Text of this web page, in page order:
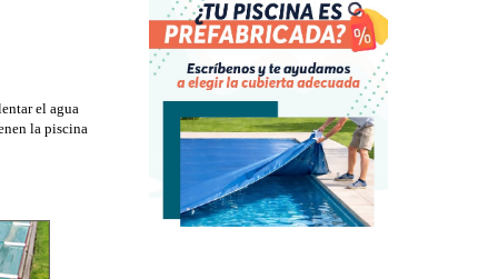
el agua
la piscina